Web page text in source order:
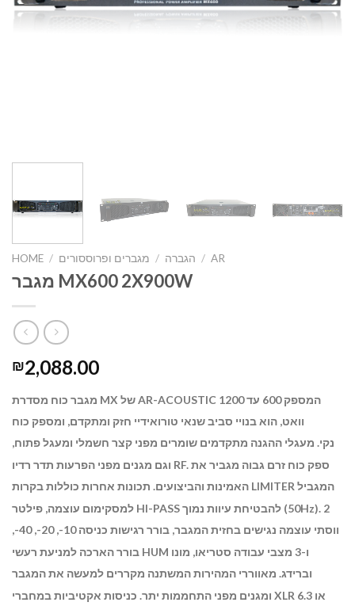
HOME / הגברה / מגברים ופרוססורים / AR
מגבר MX600 2X900W
₪2,088.00
מגבר כוח מסדרת MX של AR-ACOUSTIC המספק 600 עד 1200
וואט, הוא בנויי סביב שנאי טורואידיי חזק ומתקדם, ומספק כוח
נקי. מעגלי ההגנה מתקדמים שומרים מפני קצר חשמלי ומעגל פתוח,
וגם מגנים מפני הפרעות תדר רדיו RF.ספק כוח זרם גבוה מגביר את
האמינות והביצועים. תכונות אחרות כוללות בקרות LIMITER המגביל
למסקימום עוצמה, פילטר HI-PASS להבטיחת עיוות נמוך (50Hz). 2
ווסתי עוצמה נגישים בחזית המגבר, בורר רגישות כניסה 10-, 20-, 40-,
בורר הארכה למניעת רעשי HUM ו-3 מצבי עבודה סטריאו, מונו
וברידג. מאווררי המהירות המשתנה מקררים למעשה את המגבר
ומגנים מפני התחממות יתר. כניסות אקטיביות במחברי XLR או 6.3